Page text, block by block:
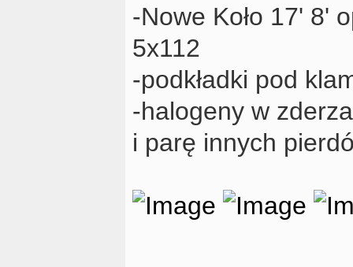
-Nowe Koło 17' 8'
5x112
-podkładki pod
-halogeny w
i parę innych